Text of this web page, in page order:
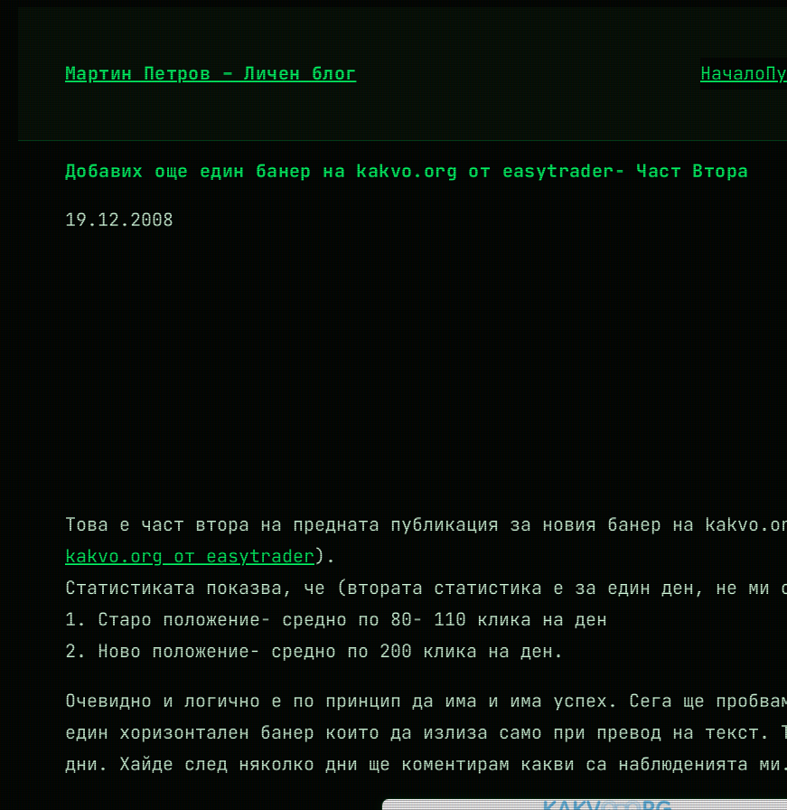
съдържанието
Мартин Петров – Личен блог Начало
Добавих още един банер на kakvo.org от easytrader- Част Втора
19.12.2008
Това е част втора на предната публикация за новия банер на
kakvo.org от easytrader).
Статистиката показва, че (втората статистика е за един ден, не ми
1. Старо положение- средно по 80- 110 клика на ден
2. Ново положение- средно по 200 клика на ден.
Очевидно и логично е по принцип да има и има успех. Сега ще
един хоризонтален банер които да излиза само при превод на
дни. Хайде след няколко дни ще коментирам какви са наблюденията ми.